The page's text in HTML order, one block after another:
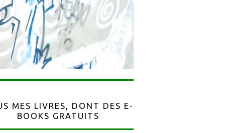
MES LIVRES, DONT DES E-
BOOKS GRATUITS